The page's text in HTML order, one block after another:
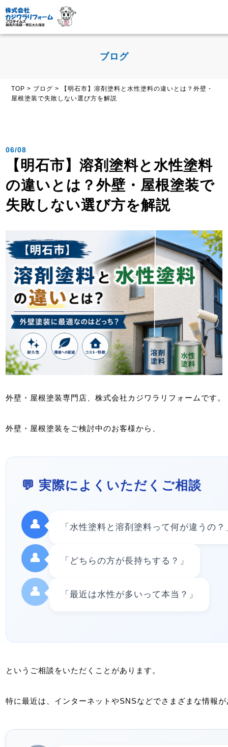
ブログ
TOP > ブログ >
【明石市】溶剤塗料と水性塗料の違いとは？外壁・
屋根塗装で失敗しない選び方を解説
06/08
【明石市】溶剤塗料と水性塗料
の違いとは？外壁・屋根塗装で
失敗しない選び方を解説
外壁・屋根塗装専門店、株式会社カジワラリフォームです。
外壁・屋根塗装をご検討中のお客様から、
💬 実際によくいただくご相談
👤 「水性塗料と溶剤塗料って何が違うの？
👤 「どちらの方が長持ちする？」
👤 「最近は水性が多いって本当？」
というご相談をいただくことがあります。
特に最近は、インターネットやSNSなどでさまざまな情報